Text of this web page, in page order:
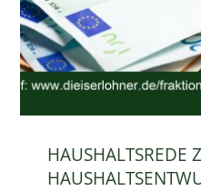
HAUSHALTSREDE